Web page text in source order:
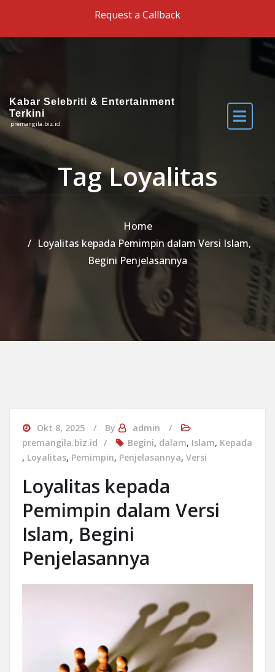
Request a Callback
Kabar Selebriti & Entertainment
Terkini
premangila.biz.id
Tag Loyalitas
Home
Loyalitas kepada Pemimpin dalam Versi Islam,
Begini Penjelasannya
Okt 8, 2025 By
admin
premangila.biz.id
Begini, dalam, Islam, Kepada
, Loyalitas, Pemimpin, Penjelasannya, Versi
Loyalitas kepada
Pemimpin dalam Versi
Islam, Begini
Penjelasannya